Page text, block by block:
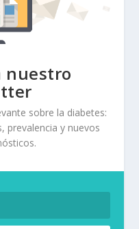
nuestro
sobre la diabetes:
prevalencia y nuevos